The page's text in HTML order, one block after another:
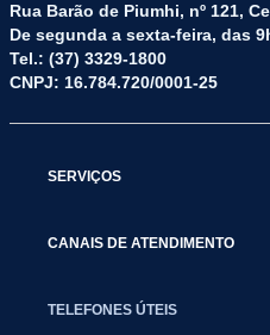
Rua Barão de Piumhi, nº 121,
De segunda a sexta-feira, das
Tel.: (37) 3329-1800
CNPJ: 16.784.720/0001-25
SERVIÇOS
CANAIS DE ATENDIMENTO
TELEFONES ÚTEIS